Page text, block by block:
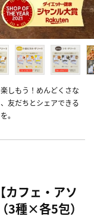
しもう！めんどくさな
友だちとシェアできる
。
カフェ・アソ
3種×各5包）